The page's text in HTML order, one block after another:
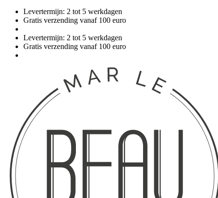
Levertermijn: 2 tot 5 werkdagen
Gratis verzending vanaf 100 euro
Levertermijn: 2 tot 5 werkdagen
Gratis verzending vanaf 100 euro